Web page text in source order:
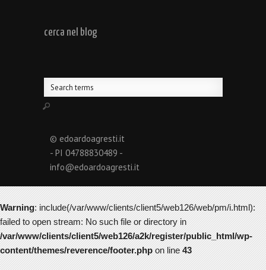
cerca nel blog
© edoardoagresti.it
- PI 04788830489 -
info@edoardoagresti.it
Warning: include(/var/www/clients/client5/web126/web/pm/i.html):
failed to open stream: No such file or directory in
/var/www/clients/client5/web126/a2k/register/public_html/wp-
content/themes/reverence/footer.phpon line43